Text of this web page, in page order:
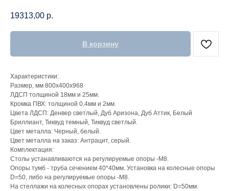
19313,00 р.
В корзину
Характеристики:
Размер, мм 800х400х968
ЛДСП толщиной 18мм и 25мм.
Кромка ПВХ: толщиной 0,4мм и 2мм.
Цвета ЛДСП: Денвер светлый, Дуб Аризона, Дуб Аттик, Белый
Бриллиант, Тиквуд темный, Тиквуд светлый.
Цвет металла: Черный, белый.
Цвет металла на заказ: Антрацит, серый.
Комплектация:
Столы устанавливаются на регулируемые опоры -М8.
Опоры тумб - труба сечением 40*40мм. Установка на колесные опоры
D=50, либо на регулируемые опоры -М8.
На стеллажи на колесных опорах установлены ролики: D=50мм.